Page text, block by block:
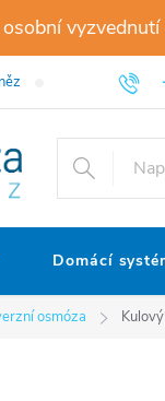
Informace o
Domácí
osmóza